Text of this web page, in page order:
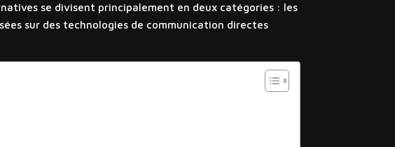
se divisent principalement en deux catégories : les
sur des technologies de communication directes